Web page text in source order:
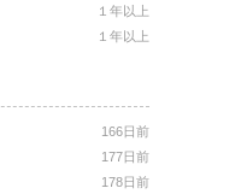
１年以上
１年以上
166日前
177日前
178日前